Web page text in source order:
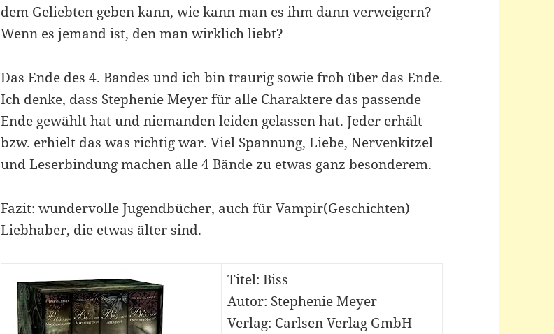
dem Geliebten geben kann, wie kann man es ihm dann verweigern?
Wenn es jemand ist, den man wirklich liebt?
Das Ende des 4. Bandes und ich bin traurig sowie froh über das Ende.
Ich denke, dass Stephenie Meyer für alle Charaktere das passende
Ende gewählt hat und niemanden leiden gelassen hat. Jeder erhält
bzw. erhielt das was richtig war. Viel Spannung, Liebe, Nervenkitzel
und Leserbindung machen alle 4 Bände zu etwas ganz besonderem.
Fazit: wundervolle Jugendbücher, auch für Vampir(Geschichten)
Liebhaber, die etwas älter sind.
Titel: Biss
Autor: Stephenie Meyer
Verlag: Carlsen Verlag GmbH